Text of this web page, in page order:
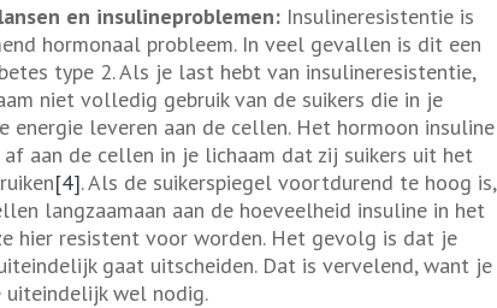
en insulineproblemen: Insulineresistentie is
hormonaal probleem. In veel gevallen is dit een
type 2. Als je last hebt van insulineresistentie,
niet volledig gebruik van de suikers die in je
energie leveren aan de cellen. Het hormoon insuline
aan de cellen in je lichaam dat zij suikers uit het
[4]. Als de suikerspiegel voortdurend te hoog is,
langzaamaan aan de hoeveelheid insuline in het
hier resistent voor worden. Het gevolg is dat je
gaat uitscheiden. Dat is vervelend, want je
uiteindelijk wel nodig.